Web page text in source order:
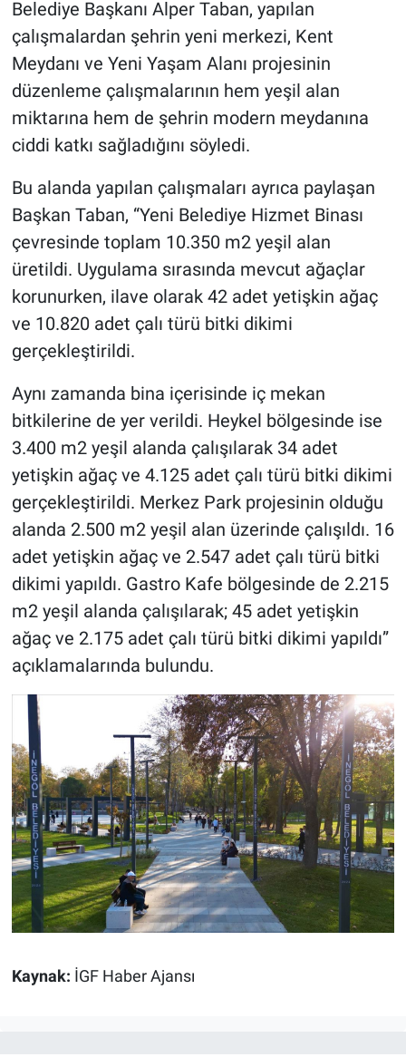
Belediye Başkanı Alper Taban, yapılan
çalışmalardan şehrin yeni merkezi, Kent
Meydanı ve Yeni Yaşam Alanı projesinin
düzenleme çalışmalarının hem yeşil alan
miktarına hem de şehrin modern meydanına
ciddi katkı sağladığını söyledi.
Bu alanda yapılan çalışmaları ayrıca paylaşan
Başkan Taban, “Yeni Belediye Hizmet Binası
çevresinde toplam 10.350 m2 yeşil alan
üretildi. Uygulama sırasında mevcut ağaçlar
korunurken, ilave olarak 42 adet yetişkin ağaç
ve 10.820 adet çalı türü bitki dikimi
gerçekleştirildi.
Aynı zamanda bina içerisinde iç mekan
bitkilerine de yer verildi. Heykel bölgesinde ise
3.400 m2 yeşil alanda çalışılarak 34 adet
yetişkin ağaç ve 4.125 adet çalı türü bitki dikimi
gerçekleştirildi. Merkez Park projesinin olduğu
alanda 2.500 m2 yeşil alan üzerinde çalışıldı. 16
adet yetişkin ağaç ve 2.547 adet çalı türü bitki
dikimi yapıldı. Gastro Kafe bölgesinde de 2.215
m2 yeşil alanda çalışılarak; 45 adet yetişkin
ağaç ve 2.175 adet çalı türü bitki dikimi yapıldı”
açıklamalarında bulundu.
Kaynak: İGF Haber Ajansı